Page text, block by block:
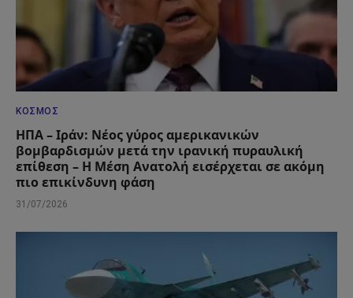
ΚΌΣΜΟΣ
ΗΠΑ – Ιράν: Νέος γύρος αμερικανικών
βομβαρδισμών μετά την ιρανική πυραυλική
επίθεση – Η Μέση Ανατολή εισέρχεται σε ακόμη
πιο επικίνδυνη φάση
31/07/2026